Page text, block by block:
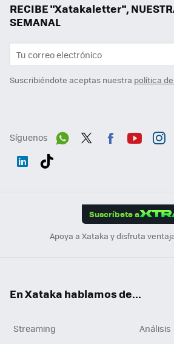
RECIBE "Xatakaletter",
SEMANAL
Suscribiéndote aceptas nuestra política
Síguenos
Suscríbete a
Apoya a Xataka y disfruta
En Xataka hablamos de...
Streaming
Análisis